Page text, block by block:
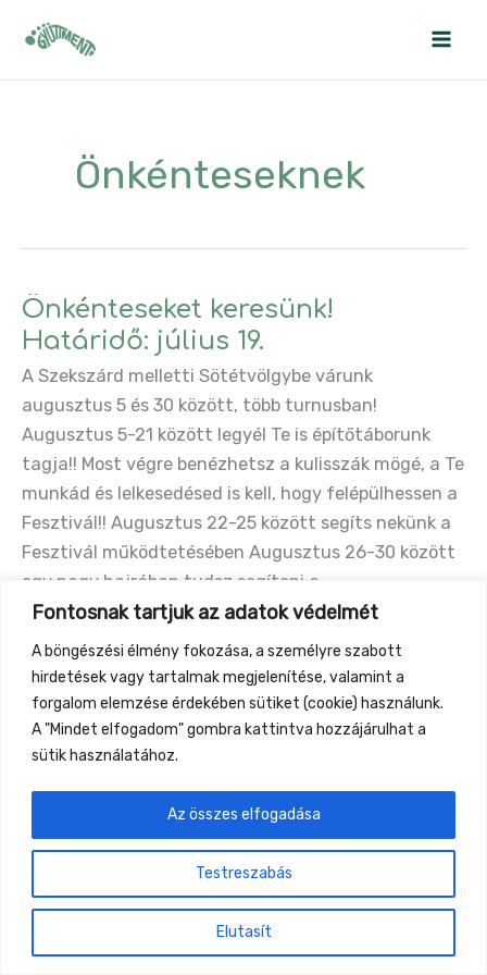
Fontosnak tartjuk az adatok védelmét
A böngészési élmény fokozása, a személyre szabott
hirdetések vagy tartalmak megjelenítése, valamint a
forgalom elemzése érdekében sütiket (cookie) használunk.
A "Mindet elfogadom" gombra kattintva hozzájárulhat a
sütik használatához.
Testreszabás
Elutasít
Az összes elfogadása
Önkénteseknek
Önkénteseket keresünk!
Határidő: július 19.
A Szekszárd melletti Sötétvölgybe várunk
augusztus 5 és 30 között, több turnusban!
Augusztus 5-21 között legyél Te is építőtáborunk
tagja!! Most végre benézhetsz a kulisszák mögé, a Te
munkád és lelkesedésed is kell, hogy felépülhessen a
Fesztivál!! Augusztus 22-25 között segíts nekünk a
Fesztivál működtetésében Augusztus 26-30 között
egy nagy hajrában tudsz segíteni a
fesztiválbontásban! […]
Önkénteseket
keresünk!
Határidő:
július
Read More »
Gyüttment Találkozó, 2026. augusztus 27-30.,
Csobánkapuszta